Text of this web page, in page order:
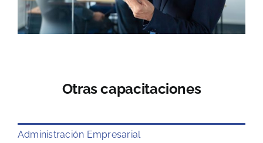
Otras capacitaciones
Administración Empresarial